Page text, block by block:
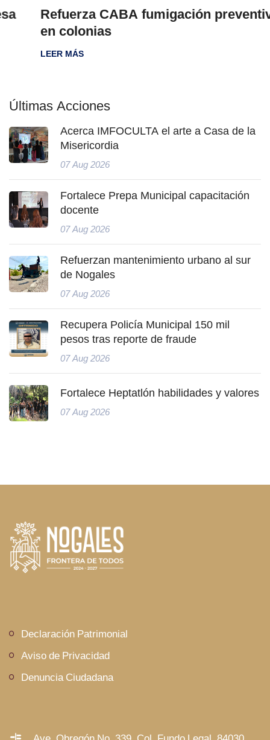
Refuerza CABA fumigación preventiva
en colonias
LEER MÁS
Últimas Acciones
Acerca IMFOCULTA el arte a Casa de la
Misericordia
07 Aug 2026
Fortalece Prepa Municipal capacitación
docente
07 Aug 2026
Refuerzan mantenimiento urbano al sur
de Nogales
07 Aug 2026
Recupera Policía Municipal 150 mil
pesos tras reporte de fraude
07 Aug 2026
Fortalece Heptatlón habilidades y valores
07 Aug 2026
Declaración Patrimonial
Aviso de Privacidad
Denuncia Ciudadana